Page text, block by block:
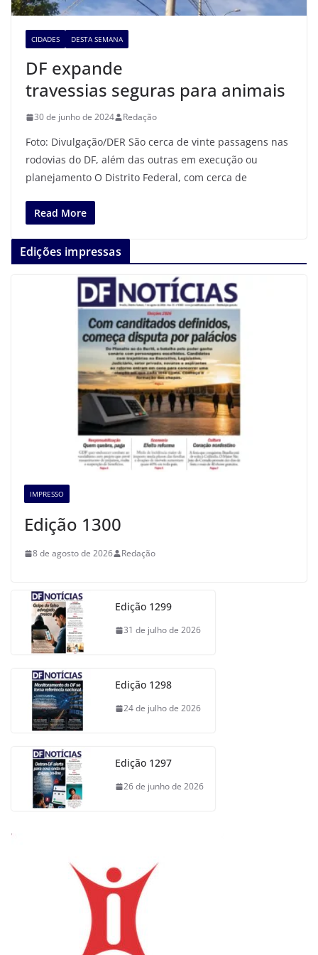
CIDADES DESTA SEMANA
DF expande
travessias seguras para animais
30 de junho de 2024 Redação
Foto: Divulgação/DER São cerca de vinte passagens nas
rodovias do DF, além das outras em execução ou
planejamento O Distrito Federal, com cerca de
Read More
Edições impressas
IMPRESSO
Edição 1300
8 de agosto de 2026 Redação
Edição 1299
31 de julho de 2026
Edição 1298
24 de julho de 2026
Edição 1297
26 de junho de 2026